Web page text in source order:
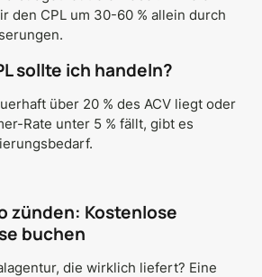
den CPL um 30-60 % allein durch
sollte ich handeln?
über 20 % des ACV liegt oder
Rate unter 5 % fällt, gibt es
zünden: Kostenlose
buchen
die wirklich liefert? Eine